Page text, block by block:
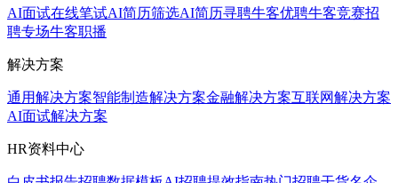
AI面试在线笔试AI简历筛选AI简历寻聘牛客优聘牛客竞赛招
聘专场牛客职播
解决方案
通用解决方案智能制造解决方案金融解决方案互联网解决方案
AI面试解决方案
HR资料中心